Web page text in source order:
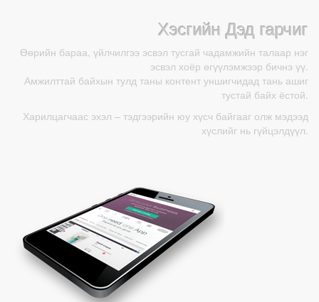
Хэсгийн Дэд гарчиг
Өөрийн бараа, үйлчилгээ эсвэл тусгай чадамжийн талаар нэг
эсвэл хоёр өгүүлэмжээр бичнэ үү.
Амжилттай байхын тулд таны контент уншигчидад тань ашиг
тустай байх ёстой.
Харилцагчаас эхэл – тэдгээрийн юу хүсч байгааг олж мэдээд
хүслийг нь гүйцэлдүүл.